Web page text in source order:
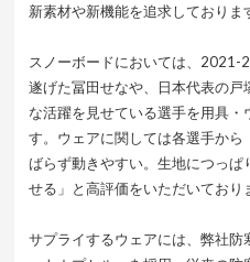
新素材や新機能を追求しておりま
スノーボードにおいては、2021-
遂げた冨田せなや、日本代表の
な活躍を見せている選手を用具
す。ウェアに関しては各選手から
ばらず動きやすい。生地につっ
せる」と高評価をいただいており
サプライするウェアには、弊社